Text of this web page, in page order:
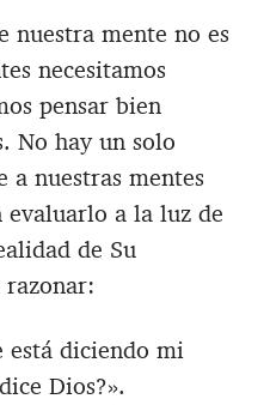
nuestra mente no es
necesitamos
pensar bien
No hay un solo
a nuestras mentes
evaluarlo a la luz de
de Su
razonar:
está diciendo mi
Dios?».